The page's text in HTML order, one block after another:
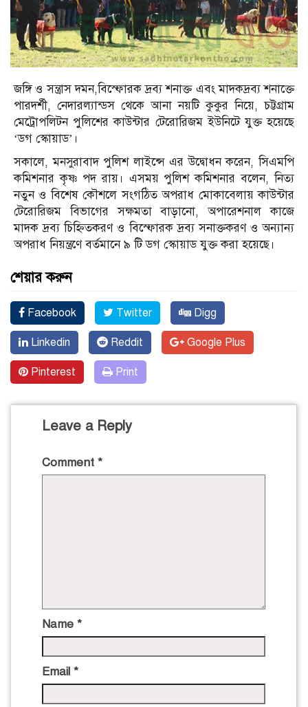
জঙ্গি ও সন্ত্রাস দমন,বিস্ফোরক দ্রব্য শনাক্ত এবং মাদকদ্রব্য শনাক্তে
পারদর্শী, নেদারল্যান্ডস থেকে আনা নয়টি কুকুর নিয়ে, চট্টগ্রাম
মেট্রোপলিটন পুলিশের কাউন্টার টেরোরিজম ইউনিটে যুক্ত হয়েছে
‘ডগ স্কোয়াড’।
সকালে, মনসুরাবাদ পুলিশ লাইন্সে এর উদ্বোধন করেন, সিএমপি
কমিশনার কৃষ্ণ পদ রায়। এসময় পুলিশ কমিশনার বলেন, নিত্য
নতুন ও বিশেষ কৌশলে সংগঠিত অপরাধ মোকাবেলায় কাউন্টার
টেরোরিজম বিভাগের সক্ষমতা বাড়ানো, অপারেশনাল কাজে
মাদক দ্রব্য চিহ্নিতকরণ ও বিস্ফোরক দ্রব্য সনাক্তকরণ ও অন্যান্য
অপরাধ নিয়ন্ত্রণে বর্তমানে ৯ টি ডগ স্কোয়াড যুক্ত করা হয়েছে।
শেয়ার করুন
Facebook Twitter Digg
Linkedin Reddit Google Plus
Pinterest Print
Leave a Reply
Comment *
Name *
Email *